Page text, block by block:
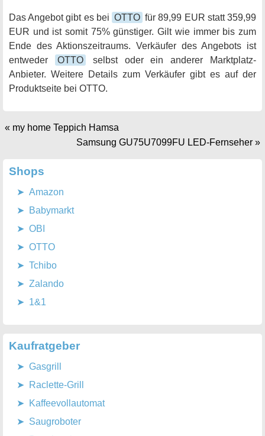
Das Angebot gibt es bei OTTO für 89,99 EUR statt 359,99
EUR und ist somit 75% günstiger. Gilt wie immer bis zum
Ende des Aktionszeitraums. Verkäufer des Angebots ist
entweder
OTTO
selbst oder ein anderer Marktplatz-
Anbieter. Weitere Details zum Verkäufer gibt es auf der
Produktseite bei OTTO.
« my home Teppich Hamsa
Samsung GU75U7099FU LED-Fernseher »
Shops
Amazon
Babymarkt
OBI
OTTO
Tchibo
Zalando
1&1
Kaufratgeber
Gasgrill
Raclette-Grill
Kaffeevollautomat
Saugroboter